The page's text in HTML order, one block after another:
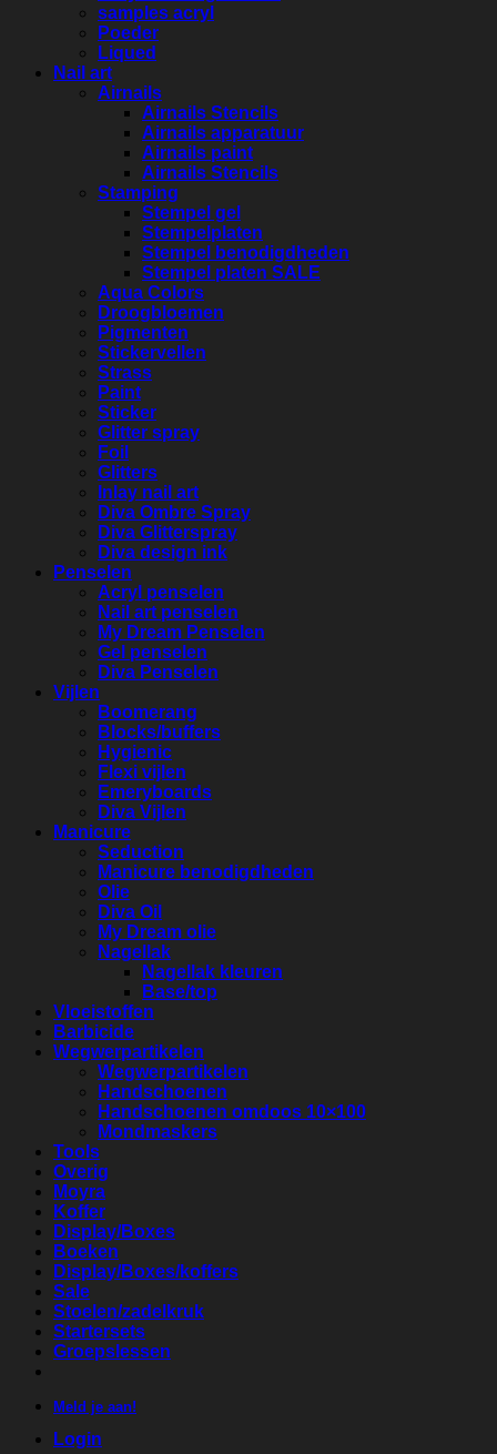
samples acryl
Poeder
Liqued
Nail art
Airnails
Airnails Stencils
Airnails apparatuur
Airnails paint
Airnails Stencils
Stamping
Stempel gel
Stempelplaten
Stempel benodigdheden
Stempel platen SALE
Aqua Colors
Droogbloemen
Pigmenten
Stickervellen
Strass
Paint
Sticker
Glitter spray
Foil
Glitters
Inlay nail art
Diva Ombre Spray
Diva Glitterspray
Diva design ink
Penselen
Acryl penselen
Nail art penselen
My Dream Penselen
Gel penselen
Diva Penselen
Vijlen
Boomerang
Blocks/buffers
Hygienic
Flexi vijlen
Emeryboards
Diva Vijlen
Manicure
Seduction
Manicure benodigdheden
Olie
Diva Oil
My Dream olie
Nagellak
Nagellak kleuren
Base/top
Vloeistoffen
Barbicide
Wegwerpartikelen
Wegwerpartikelen
Handschoenen
Handschoenen omdoos 10×100
Mondmaskers
Tools
Overig
Moyra
Koffer
Display/Boxes
Boeken
Display/Boxes/koffers
Sale
Stoelen/zadelkruk
Startersets
Groepslessen
Meld je aan!
Login